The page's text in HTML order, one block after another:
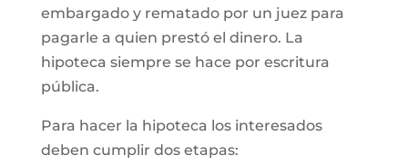
embargado y rematado por un juez para
pagarle a quien prestó el dinero. La
hipoteca siempre se hace por escritura
pública.
Para hacer la hipoteca los interesados
deben cumplir dos etapas: